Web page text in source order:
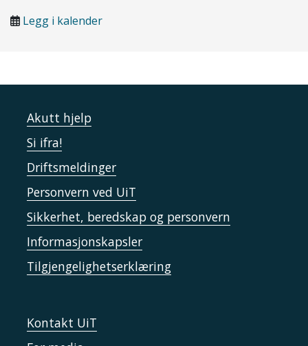
Legg i kalender
Akutt hjelp
Si ifra!
Driftsmeldinger
Personvern ved UiT
Sikkerhet, beredskap og personvern
Informasjonskapsler
Tilgjengelighetserklæring
Kontakt UiT